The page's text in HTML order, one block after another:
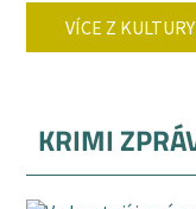
VÍCE Z KULTURY
KRIMI